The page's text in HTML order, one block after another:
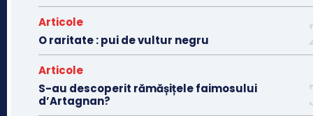
Articole
O raritate : pui de vultur negru
Articole
S-au descoperit rămășițele faimosului
d’Artagnan?